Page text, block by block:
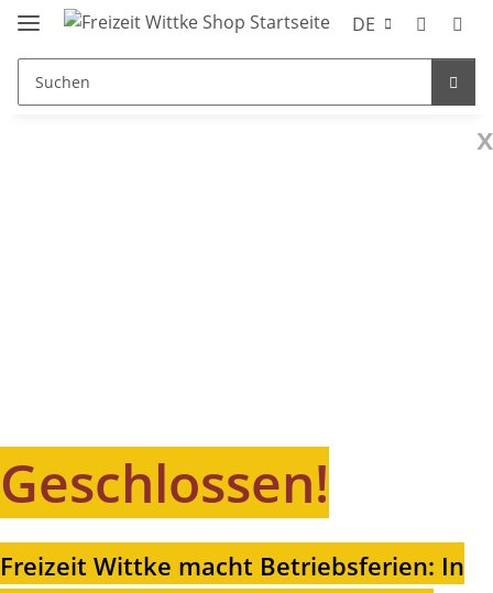
DE
x
Geschlossen!
Freizeit Wittke macht Betriebsferien: In